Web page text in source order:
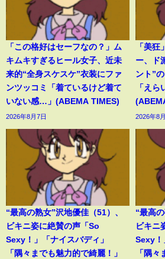
「この格好はセーフなの？」ム
キムキすぎるヒール女子、近未
来的“全身スケスケ”衣装にファ
ンツッコミ「着ているけど着て
いない感…」(ABEMA TIMES)
2026年8月7日
「美
ー、ド
ント”
「えら
2026年8
“最高の熟女”沢地優佳（51）、
ビキニ姿に絶賛の声「So
Sexy！」「ナイスバディ」
「隅々までも魅力的で綺麗！」
“最高
ビキニ
Sexy！
「隅々